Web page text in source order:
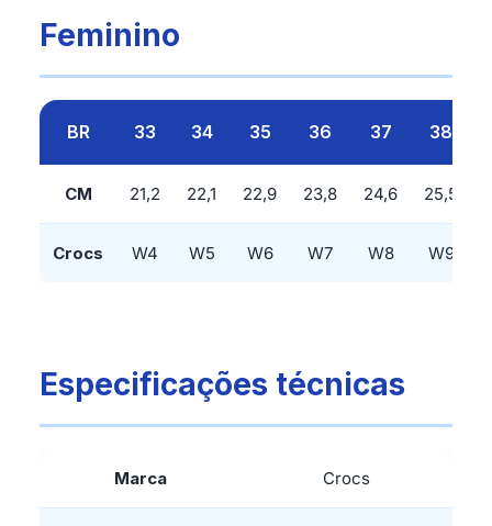
Feminino
BR 33 34 35 36 37 38
CM 21,2 22,1 22,9 23,8 24,6 25,5
Crocs W4 W5 W6 W7 W8 W9
Especificações técnicas
Marca Crocs